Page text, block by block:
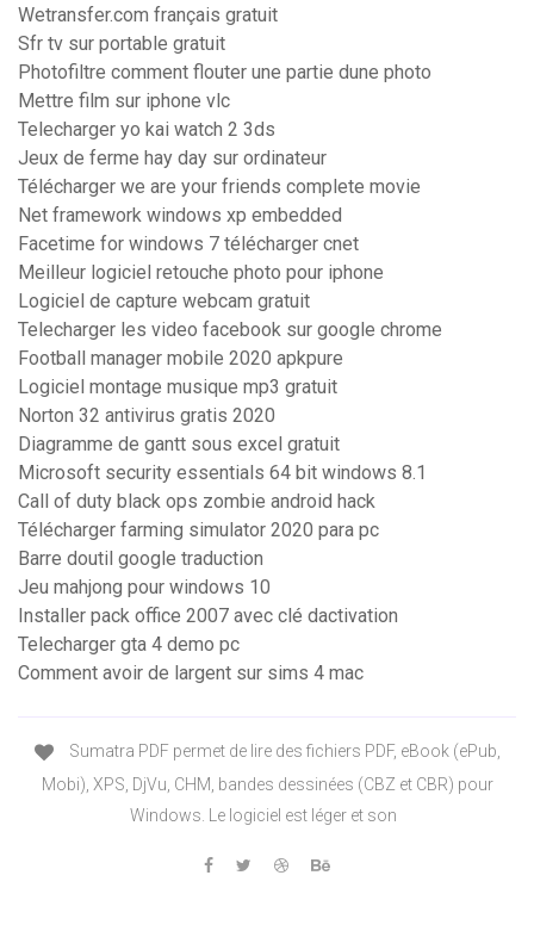
Wetransfer.com français gratuit
Sfr tv sur portable gratuit
Photofiltre comment flouter une partie dune photo
Mettre film sur iphone vlc
Telecharger yo kai watch 2 3ds
Jeux de ferme hay day sur ordinateur
Télécharger we are your friends complete movie
Net framework windows xp embedded
Facetime for windows 7 télécharger cnet
Meilleur logiciel retouche photo pour iphone
Logiciel de capture webcam gratuit
Telecharger les video facebook sur google chrome
Football manager mobile 2020 apkpure
Logiciel montage musique mp3 gratuit
Norton 32 antivirus gratis 2020
Diagramme de gantt sous excel gratuit
Microsoft security essentials 64 bit windows 8.1
Call of duty black ops zombie android hack
Télécharger farming simulator 2020 para pc
Barre doutil google traduction
Jeu mahjong pour windows 10
Installer pack office 2007 avec clé dactivation
Telecharger gta 4 demo pc
Comment avoir de largent sur sims 4 mac
Sumatra PDF permet de lire des fichiers PDF, eBook (ePub,
Mobi), XPS, DjVu, CHM, bandes dessinées (CBZ et CBR) pour
Windows. Le logiciel est léger et son